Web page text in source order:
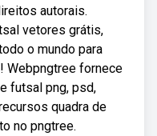
autorais.
vetores grátis,
o mundo para
Webpngtree fornece
futsal png, psd,
quadra de
no pngtree.